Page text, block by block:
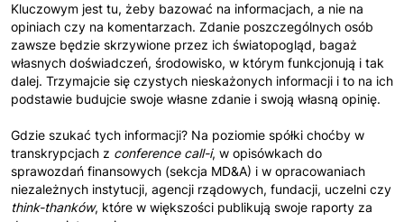
Kluczowym jest tu, żeby bazować na informacjach, a nie na
opiniach czy na komentarzach. Zdanie poszczególnych osób
zawsze będzie skrzywione przez ich światopogląd, bagaż
własnych doświadczeń, środowisko, w którym funkcjonują i tak
dalej. Trzymajcie się czystych nieskażonych informacji i to na ich
podstawie budujcie swoje własne zdanie i swoją własną opinię.
Gdzie szukać tych informacji? Na poziomie spółki choćby w
transkrypcjach z conference call-i, w opisówkach do
sprawozdań finansowych (sekcja MD&A) i w opracowaniach
niezależnych instytucji, agencji rządowych, fundacji, uczelni czy
think-thanków, które w większości publikują swoje raporty za